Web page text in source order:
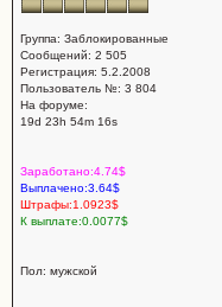
Группа: Заблокированные
Сообщений: 2 505
Регистрация: 5.2.2008
Пользователь №: 3 804
На форуме:
19d 23h 54m 16s
Заработано:4.74$
Выплачено:3.64$
Штрафы:1.0923$
К выплате:0.0077$
Пол: мужской